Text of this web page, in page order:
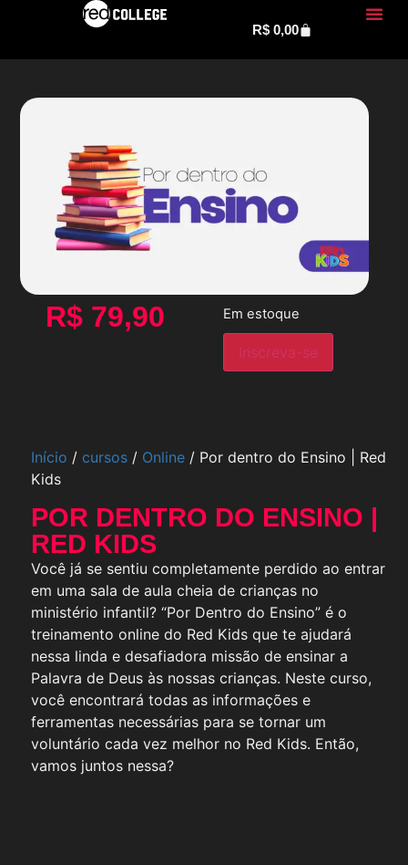
R$0,00
R$ 79,90 Em estoque
Inscreva-se
Início / cursos / Online / Por dentro do Ensino | Red
Kids
POR DENTRO DO ENSINO |
RED KIDS
Você já se sentiu completamente perdido ao entrar
em uma sala de aula cheia de crianças no
ministério infantil? “Por Dentro do Ensino” é o
treinamento online do Red Kids que te ajudará
nessa linda e desafiadora missão de ensinar a
Palavra de Deus às nossas crianças. Neste curso,
você encontrará todas as informações e
ferramentas necessárias para se tornar um
voluntário cada vez melhor no Red Kids. Então,
vamos juntos nessa?